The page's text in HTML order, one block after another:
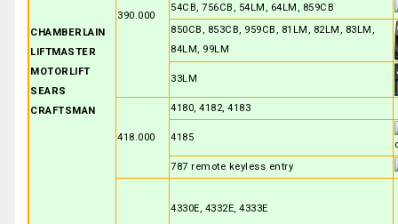
CHAMBERLAIN
LIFTMASTER
MOTORLIFT
SEARS
CRAFTSMAN
390.000
54CB, 756CB, 54LM, 64LM, 859CB
850CB, 853CB, 959CB, 81LM, 82LM, 83LM,
84LM, 99LM
33LM
418.000
4180, 4182, 4183
4185
787 remote keyless entry
4330E, 4332E, 4333E